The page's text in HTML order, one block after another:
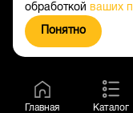
обработкой ваших
Понятно
Главная Каталог